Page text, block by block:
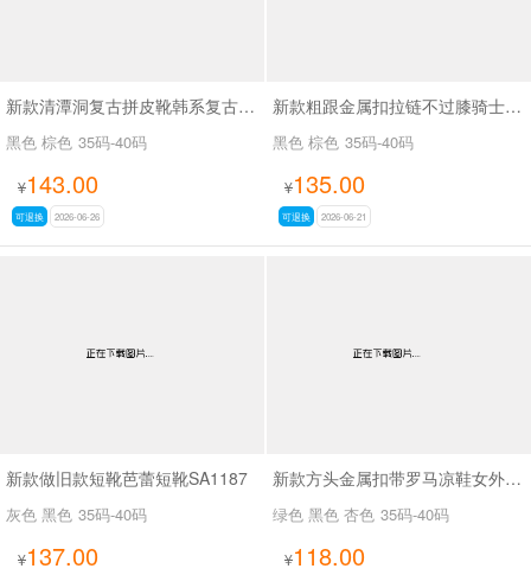
新款清潭洞复古拼皮靴韩系复古拼接骑士靴SA8033
黑色 棕色 35码-40码
¥143.00
可退换 2026-06-26
新款粗跟金属扣拉链不过膝骑士靴复古拼色西部牛仔靴SA709
黑色 棕色 35码-40码
¥135.00
可退换 2026-06-21
新款做旧款短靴芭蕾短靴SA1187
灰色 黑色 35码-40码
¥137.00
新款方头金属扣带罗马凉鞋女外穿平底内增高凉鞋SA2652-1
绿色 黑色 杏色 35码-40码
¥118.00